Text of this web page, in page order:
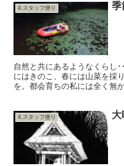
4.スタッフ便り
自然と共にあるようなくらし
にはきのこ、春には山菜を採
を。都会育ちの私には全く無
4.スタッフ便り 大